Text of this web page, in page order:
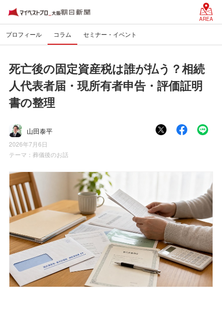
AREA
プロフィール コラム セミナー・イベント
死亡後の固定資産税は誰が払う？相続
人代表者届・現所有者申告・評価証明
書の整理
山田泰平
2026年7月6日
テーマ： 葬儀後のお話